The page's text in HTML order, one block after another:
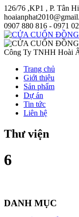
126/76 ,KP1 , P. Tân
0907 880 816 - 0971
Công Ty TNHH Hoài
Trang chủ
Giới thiệu
Sản phẩm
Dự án
Tin tức
Liên hệ
Thư viện
6
DANH MỤC